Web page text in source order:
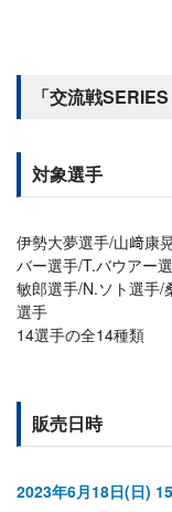
「交流戦
対象選手
伊勢大夢選手/山﨑康
バー選手/T.バウアー
敏郎選手/N.ソト選手/
選手
14選手の全14種類
販売日時
2023年6月18日(日)